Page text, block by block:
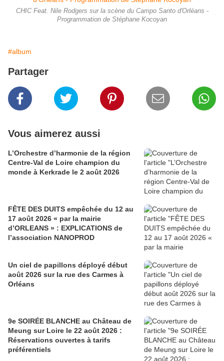
CHIC Feat. Nile Rodgers sur la scène du Campo Santo d'Orléans -
Programmation de Stéphane Kocoyan
#album
Partager
Vous aimerez aussi
L’Orchestre d’harmonie de la région
Centre-Val de Loire champion du
monde à Kerkrade le 2 août 2026
FÊTE DES DUITS empêchée du 12 au
17 août 2026 « par la mairie
d’ORLEANS » : EXPLICATIONS de
l’association NANOPROD
Un ciel de papillons déployé début
août 2026 sur la rue des Carmes à
Orléans
9e SOIRÉE BLANCHE au Château de
Meung sur Loire le 22 août 2026 :
Réservations ouvertes à tarifs
préférentiels